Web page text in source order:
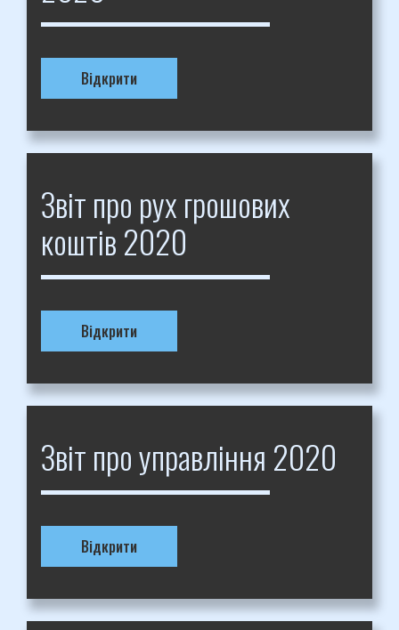
Відкрити
Звіт про рух грошових
коштів 2020
Відкрити
Звіт про управління 2020
Відкрити